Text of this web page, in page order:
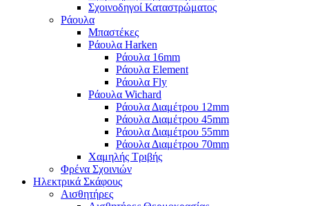
Σχοινοδηγοί Καταστρώματος
Ράουλα
Μπαστέκες
Ράουλα Harken
Ράουλα 16mm
Ράουλα Element
Ράουλα Fly
Ράουλα Wichard
Ράουλα Διαμέτρου 12mm
Ράουλα Διαμέτρου 45mm
Ράουλα Διαμέτρου 55mm
Ράουλα Διαμέτρου 70mm
Χαμηλής Τριβής
Φρένα Σχοινιών
Ηλεκτρικά Σκάφους
Αισθητήρες